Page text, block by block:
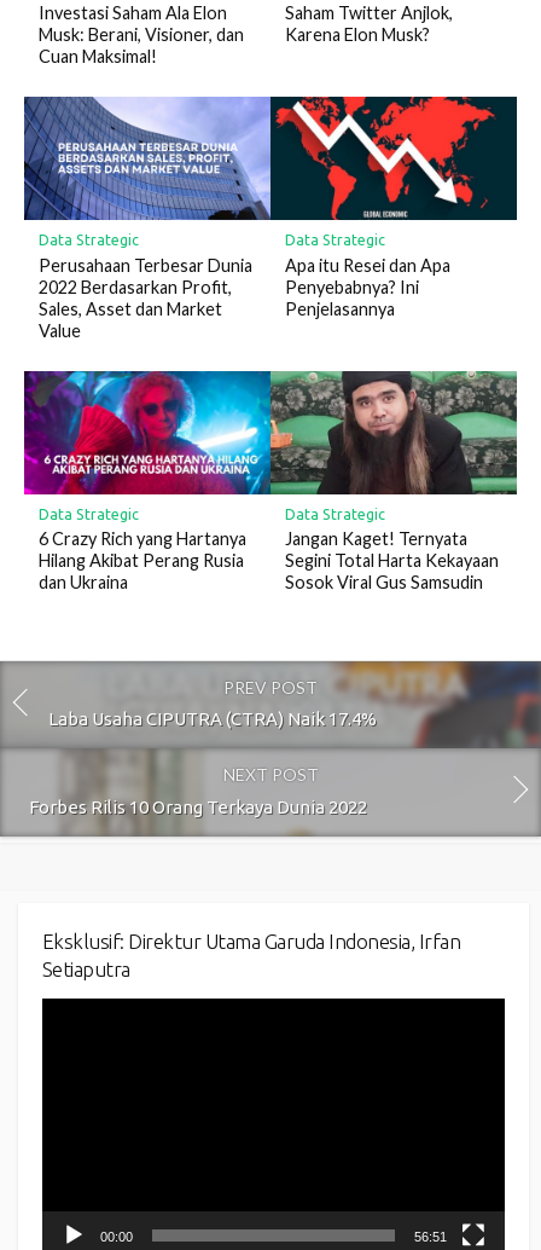
Investasi Saham Ala Elon
Musk: Berani, Visioner, dan
Cuan Maksimal!
Saham Twitter Anjlok,
Karena Elon Musk?
Data Strategic
Perusahaan Terbesar Dunia
2022 Berdasarkan Profit,
Sales, Asset dan Market
Value
Data Strategic
Apa itu Resei dan Apa
Penyebabnya? Ini
Penjelasannya
Data Strategic
6 Crazy Rich yang Hartanya
Hilang Akibat Perang Rusia
dan Ukraina
Data Strategic
Jangan Kaget! Ternyata
Segini Total Harta Kekayaan
Sosok Viral Gus Samsudin
PREV POST
Laba Usaha CIPUTRA (CTRA) Naik 17.4%
NEXT POST
Forbes Rilis 10 Orang Terkaya Dunia 2022
Eksklusif: Direktur Utama Garuda Indonesia, Irfan
Setiaputra
00:00 56:51